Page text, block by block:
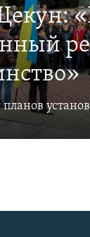
планов